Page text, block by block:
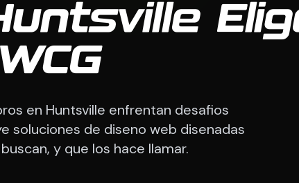
en Huntsville enfrentan desafios
soluciones de diseno web disenadas
y que los hace llamar.